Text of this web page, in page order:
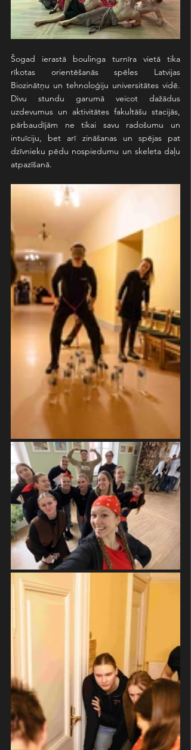
Šogad ierastā boulinga turnīra vietā tika
rīkotas orientēšanās spēles Latvijas
Biozinātņu un tehnoloģiju universitātes vidē.
Divu stundu garumā veicot dažādus
uzdevumus un aktivitātes fakultāšu stacijās,
pārbaudījām ne tikai savu radošumu un
intuīciju, bet arī zināšanas un spējas pat
dzīvnieku pēdu nospiedumu un skeleta daļu
atpazīšanā.